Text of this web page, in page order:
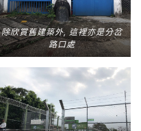
除欣賞舊建築外, 這裡亦是分岔
路口處